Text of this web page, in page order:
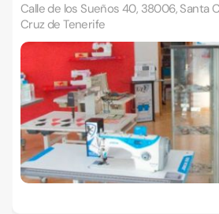
Calle de los Sueños 40, 38006, Santa
Cruz de Tenerife